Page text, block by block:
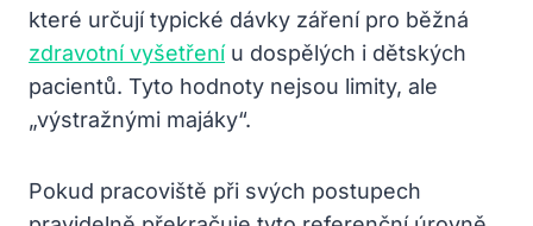
které určují typické dávky záření pro běžná
zdravotní vyšetřeníu dospělých i dětských
pacientů. Tyto hodnoty nejsou limity, ale
„výstražnými majáky“.
Pokud pracoviště při svých postupech